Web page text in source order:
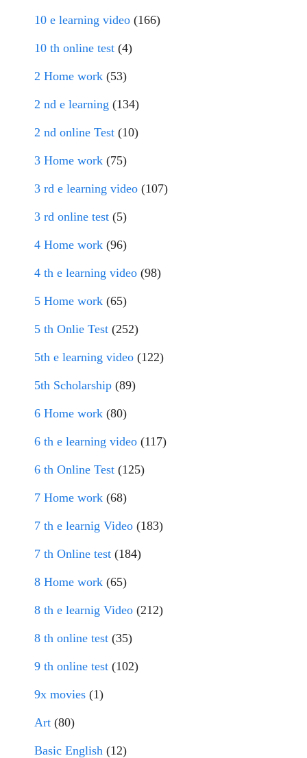
10 e learning video (166)
10 th online test (4)
2 Home work (53)
2 nd e learning (134)
2 nd online Test (10)
3 Home work (75)
3 rd e learning video (107)
3 rd online test (5)
4 Home work (96)
4 th e learning video (98)
5 Home work (65)
5 th Onlie Test (252)
5th e learning video (122)
5th Scholarship (89)
6 Home work (80)
6 th e learning video (117)
6 th Online Test (125)
7 Home work (68)
7 th e learnig Video (183)
7 th Online test (184)
8 Home work (65)
8 th e learnig Video (212)
8 th online test (35)
9 th online test (102)
9x movies (1)
Art (80)
Basic English (12)